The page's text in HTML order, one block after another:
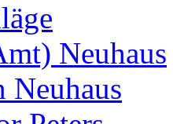
Neuhaus
Neuhaus